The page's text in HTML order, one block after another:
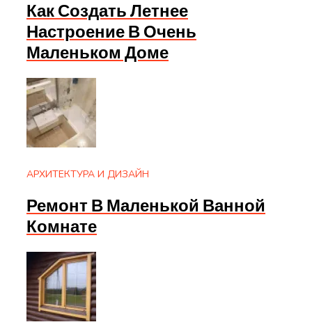
Как Создать Летнее
Настроение В Очень
Маленьком Доме
АРХИТЕКТУРА И ДИЗАЙН
Ремонт В Маленькой Ванной
Комнате